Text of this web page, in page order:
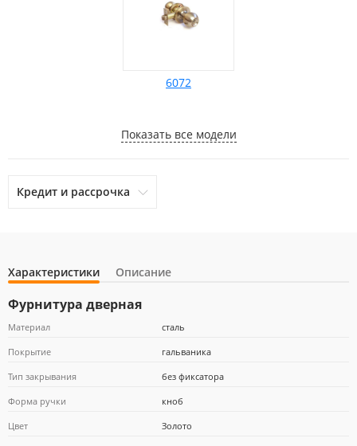
6072
Показать все модели
Кредит и рассрочка
otpbank
Почта Банк
Характеристики
Фурнитура дверная
Материал сталь
Покрытие гальваника
Тип закрывания без фиксатора
Форма ручки кноб
Цвет Золото
Описание